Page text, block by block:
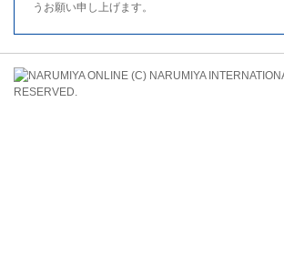
うお願い申し上げます。